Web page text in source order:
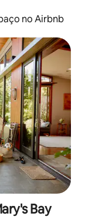
no Airbnb
Bay